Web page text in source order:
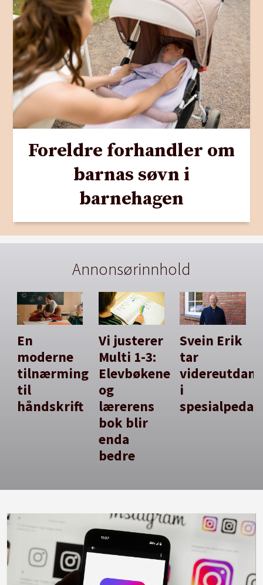
Foreldre forhandler om
barnas søvn i
barnehagen
Annonsørinnhold
En
moderne
tilnærming
til
håndskrift
Vi justerer
Multi 1-3:
Elevbøkene
og
lærerens
bok blir
enda
bedre
Svein Erik
tar
i